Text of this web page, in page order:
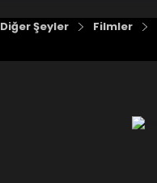
Diğer Şeyler Filmler